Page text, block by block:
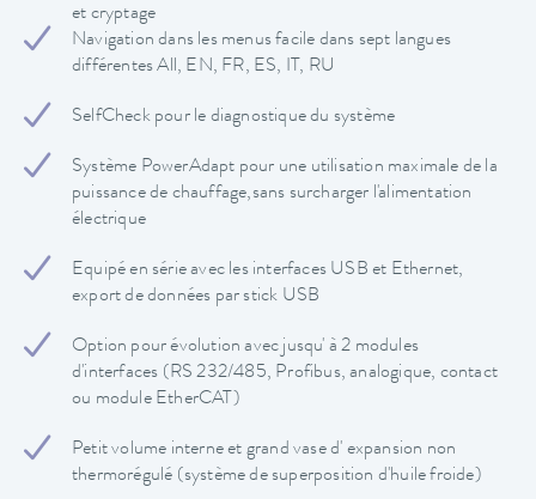
et cryptage
Navigation dans les menus facile dans sept langues
différentes All, EN, FR, ES, IT, RU
SelfCheck pour le diagnostique du système
Système PowerAdapt pour une utilisation maximale de la
puissance de chauffage,sans surcharger l'alimentation
électrique
Equipé en série avec les interfaces USB et Ethernet,
export de données par stick USB
Option pour évolution avec jusqu' à 2 modules
d'interfaces (RS 232/485, Profibus, analogique, contact
ou module EtherCAT)
Petit volume interne et grand vase d' expansion non
thermorégulé (système de superposition d'huile froide)